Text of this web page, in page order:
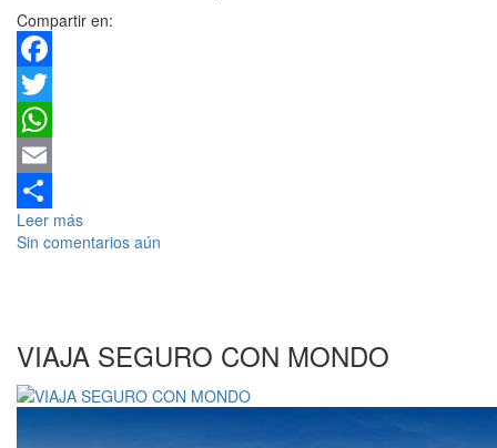
Compartir en:
Facebook
Twitter
WhatsApp
Email
Compartir
Leer más
Sin comentarios aún
VIAJA SEGURO CON MONDO